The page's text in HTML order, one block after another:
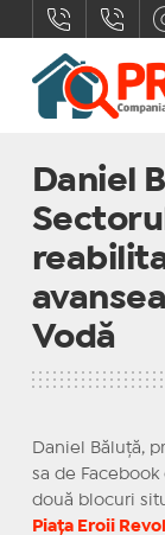
Daniel
Vodă
Daniel Băluță,
sa de
două blocuri
Piața Eroii